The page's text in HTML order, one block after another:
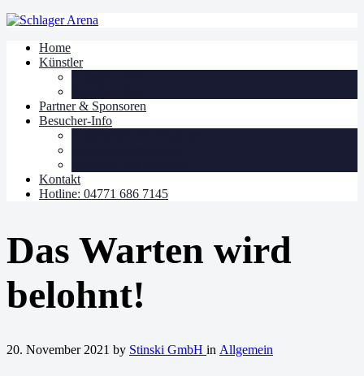
Home
Künstler
Partner & Sponsoren
Besucher-Info
Kontakt
Hotline: 04771 686 7145
Das Warten wird
belohnt!
20. November 2021 by Stinski GmbH in Allgemein